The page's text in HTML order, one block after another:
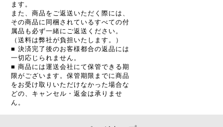
ます。
また、商品をご返送いただく際には、
その商品に同梱されているすべての付
属品も必ず一緒にご返送ください。
（送料は弊社が負担いたします。）
■ 決済完了後のお客様都合の返品には
一切応じられません。
■ 商品には運送会社にて保管できる期
限がございます。保管期限までに商品
をお受け取りいただけなかった場合な
どの、キャンセル・返金は承りませ
ん。